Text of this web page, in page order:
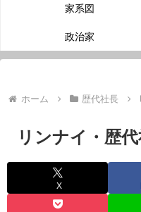
家系図
政治家
ホーム 歴代社長
リンナイ・歴
X